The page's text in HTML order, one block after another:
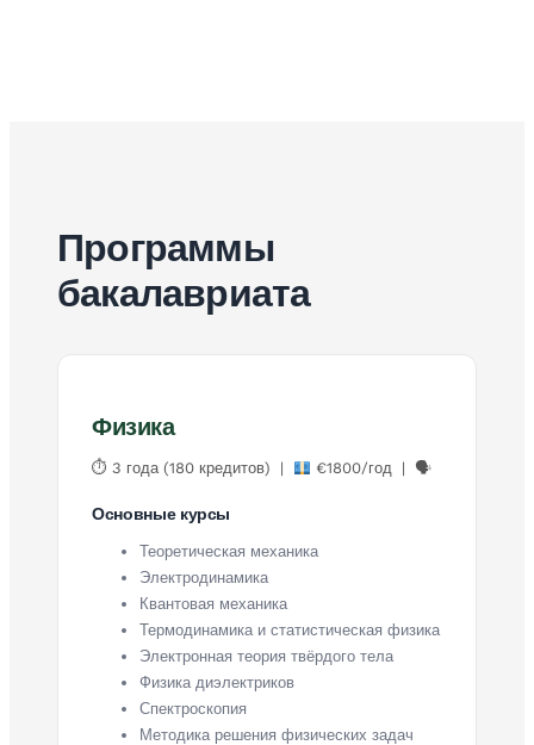
Программы
бакалавриата
Физика
⏱ 3 года (180 кредитов) | €1800/год | 🗣
Основные курсы
Теоретическая механика
Электродинамика
Квантовая механика
Термодинамика и статистическая физика
Электронная теория твёрдого тела
Физика диэлектриков
Спектроскопия
Методика решения физических задач